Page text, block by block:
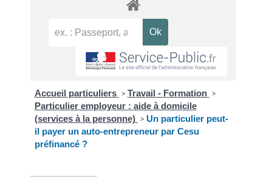
Accueil particuliers > Travail - Formation >
Particulier employeur : aide à domicile
(services à la personne) > Un particulier peut-
il payer un auto-entrepreneur par Cesu
préfinancé ?